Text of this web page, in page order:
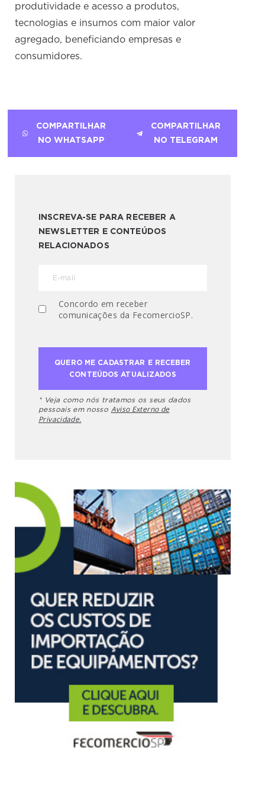
produtividade e acesso a produtos,
tecnologias e insumos com maior valor
agregado, beneficiando empresas e
consumidores.
COMPARTILHAR
NO WHATSAPP
COMPARTILHAR
NO TELEGRAM
INSCREVA-SE PARA RECEBER A
NEWSLETTER E CONTEÚDOS
RELACIONADOS
Concordo em receber
comunicações da FecomercioSP.
* Veja como nós tratamos os seus dados
pessoais em nosso Aviso Externo de
Privacidade.